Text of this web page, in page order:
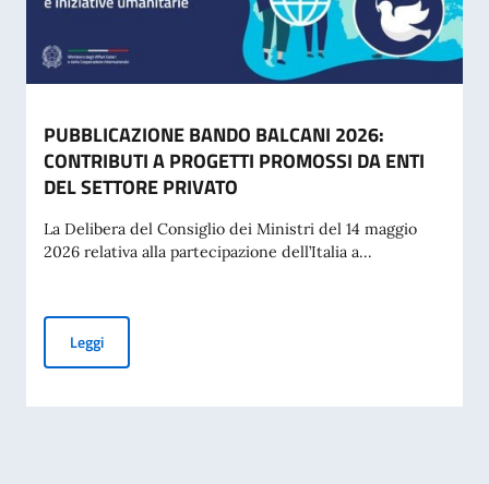
PUBBLICAZIONE BANDO BALCANI 2026:
CONTRIBUTI A PROGETTI PROMOSSI DA ENTI
DEL SETTORE PRIVATO
La Delibera del Consiglio dei Ministri del 14 maggio
2026 relativa alla partecipazione dell’Italia a...
LeggiPUBBLICAZIONE BANDO BALCANI 2026: CONTRIBUTI A